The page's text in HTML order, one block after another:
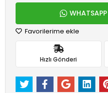
WHATSAPP
Favorilerime ekle
Hızlı Gönderi